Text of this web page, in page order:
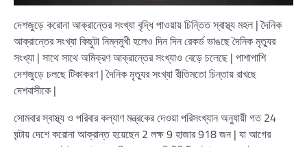
দেশজুড়ে করোনা আক্রান্তের সংখ্যা বৃদ্ধি পাওয়ায় চিন্তিত স্বাস্থ্য মহল | দৈনিক
আক্রান্তের সংখ্যা কিছুটা নিম্নমুখী হলেও দিন দিন রেকর্ড ভাঙছে দৈনিক মৃত্যুর
সংখ্যা | সাথে সাথে অমিক্রণ আক্রান্তের সংখ্যাও বেড়ে চলেছে | পাশাপাশি
দেশজুড়ে চলছে টিকাকরণ | দৈনিক মৃত্যুর সংখ্যা রীতিমতো চিন্তায় রাখছে
দেশবাসীকে |
সোমবার স্বাস্থ্য ও পরিবার কল্যাণ মন্ত্রকের দেওয়া পরিসংখ্যান অনুযায়ী গত 24
ঘন্টায় দেশে করোনা আক্রান্ত হয়েছেন 2 লক্ষ 9 হাজার 918 জন | যা আগের